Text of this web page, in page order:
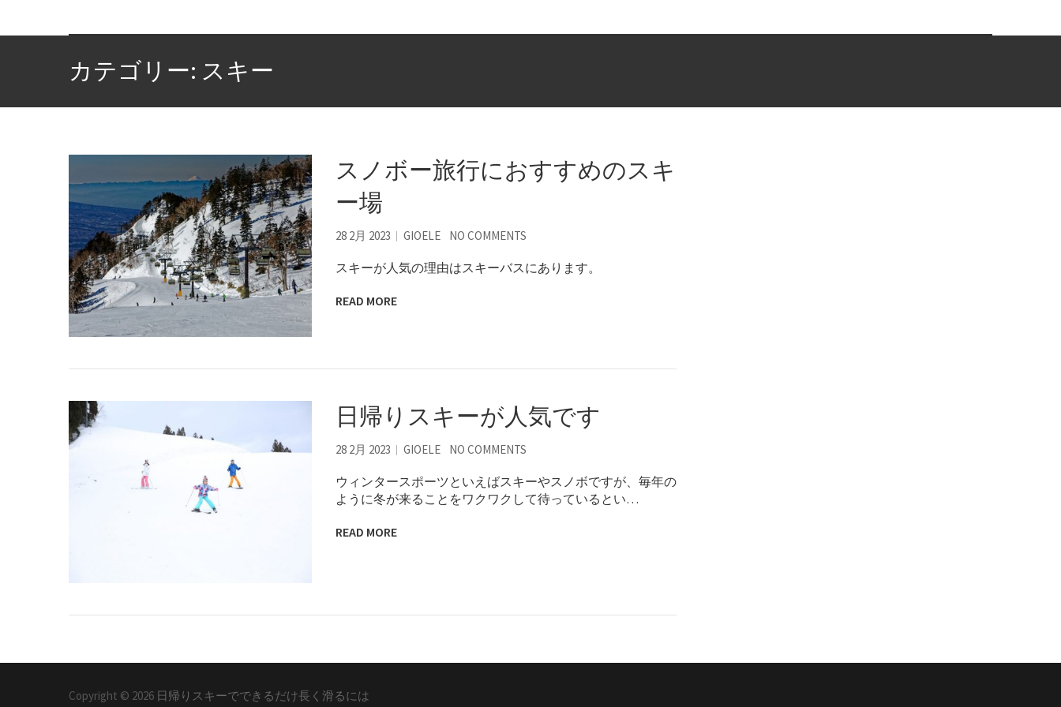
カテゴリー: スキー
スノボー旅行におすすめのスキ
ー場
28 2月 2023 GIOELE NO COMMENTS
スキーが人気の理由はスキーバスにあります。
READ MORE
日帰りスキーが人気です
28 2月 2023 GIOELE NO COMMENTS
ウィンタースポーツといえばスキーやスノボですが、毎年の
ように冬が来ることをワクワクして待っているとい…
READ MORE
Copyright © 2026 日帰りスキーでできるだけ長く滑るには